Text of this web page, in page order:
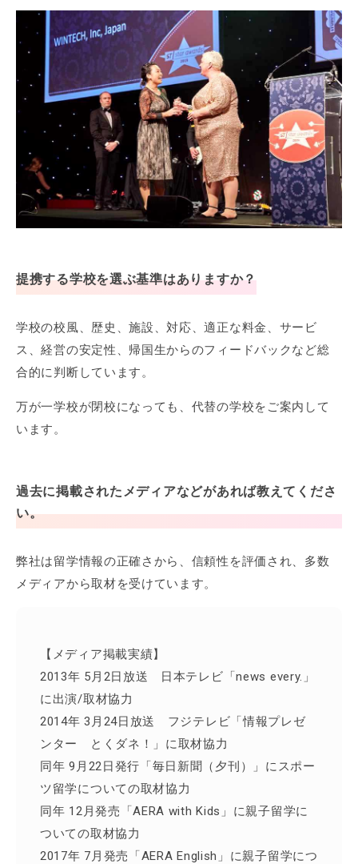
提携する学校を選ぶ基準はありますか？
学校の校風、歴史、施設、対応、適正な料金、サービ
ス、経営の安定性、帰国生からのフィードバックなど総
合的に判断しています。
万が一学校が閉校になっても、代替の学校をご案内して
います。
過去に掲載されたメディアなどがあれば教えてくださ
い。
弊社は留学情報の正確さから、信頼性を評価され、多数
メディアから取材を受けています。
【メディア掲載実績】
2013年 5月2日放送 日本テレビ「news every.」
に出演/取材協力
2014年 3月24日放送 フジテレビ「情報プレゼ
ンター とくダネ！」に取材協力
同年 9月22日発行「毎日新聞（夕刊）」にスポー
ツ留学についての取材協力
同年 12月発売「AERA with Kids」に親子留学に
ついての取材協力
2017年 7月発売「AERA English」に親子留学につ